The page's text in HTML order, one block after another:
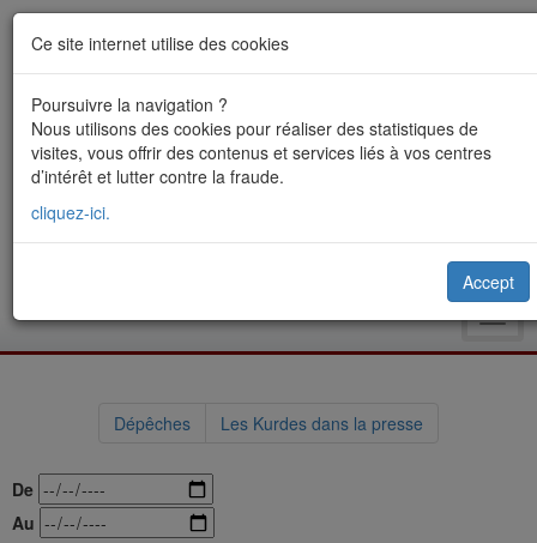
Dépêches Les Kurdes dans la presse
De
Au
Ce site internet utilise des cookies
Poursuivre la navigation ?
Nous utilisons des cookies pour réaliser des statistiques de
visites, vous offrir des contenus et services liés à vos centres
d’intérêt et lutter contre la fraude.
cliquez-ici.
Accept